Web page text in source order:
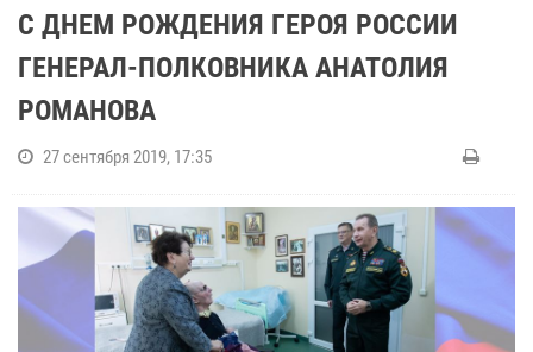
С ДНЕМ РОЖДЕНИЯ ГЕРОЯ РОССИИ
ГЕНЕРАЛ-ПОЛКОВНИКА АНАТОЛИЯ
РОМАНОВА
27 сентября 2019, 17:35